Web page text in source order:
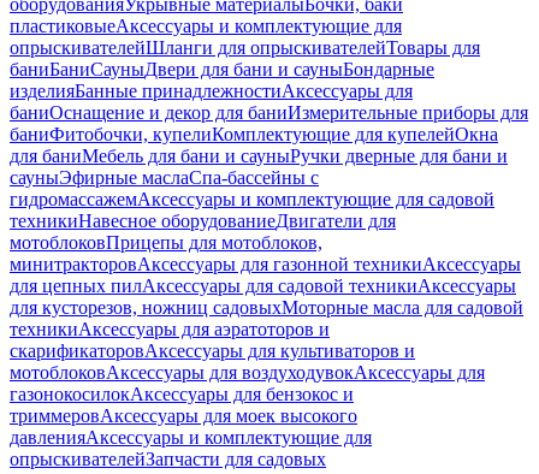
оборудованияУкрывные материалыБочки, баки
пластиковыеАксессуары и комплектующие для
опрыскивателейШланги для опрыскивателейТовары для
баниБаниСауныДвери для бани и сауныБондарные
изделияБанные принадлежностиАксессуары для
баниОснащение и декор для баниИзмерительные приборы для
баниФитобочки, купелиКомплектующие для купелейОкна
для баниМебель для бани и сауныРучки дверные для бани и
сауныЭфирные маслаСпа-бассейны с
гидромассажемАксессуары и комплектующие для садовой
техникиНавесное оборудованиеДвигатели для
мотоблоковПрицепы для мотоблоков,
минитракторовАксессуары для газонной техникиАксессуары
для цепных пилАксессуары для садовой техникиАксессуары
для кусторезов, ножниц садовыхМоторные масла для садовой
техникиАксессуары для аэратоторов и
скарификаторовАксессуары для культиваторов и
мотоблоковАксессуары для воздуходувокАксессуары для
газонокосилокАксессуары для бензокос и
триммеровАксессуары для моек высокого
давленияАксессуары и комплектующие для
опрыскивателейЗапчасти для садовых